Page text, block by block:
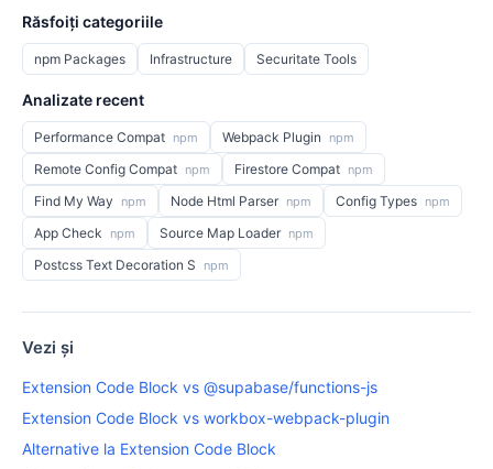
Răsfoiți categoriile
npm Packages Infrastructure Securitate Tools
Analizate recent
Performance Compat npm Webpack Plugin npm
Remote Config Compat npm Firestore Compat npm
Find My Way npm Node Html Parser npm Config Types npm
App Check npm Source Map Loader npm
Postcss Text Decoration S npm
Vezi și
Extension Code Block vs @supabase/functions-js
Extension Code Block vs workbox-webpack-plugin
Alternative la Extension Code Block